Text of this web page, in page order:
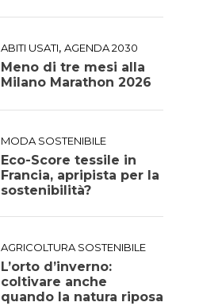
ABITI USATI, AGENDA 2030
Meno di tre mesi alla
Milano Marathon 2026
MODA SOSTENIBILE
Eco-Score tessile in
Francia, apripista per la
sostenibilità?
AGRICOLTURA SOSTENIBILE
L’orto d’inverno:
coltivare anche
quando la natura riposa